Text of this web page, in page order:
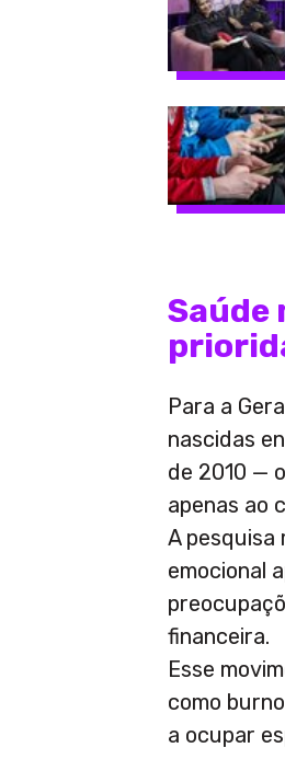
Saúde
Para a
nascidas
de 2010 —
apenas ao
A
emocional
financeira.
Esse
como
a ocupar